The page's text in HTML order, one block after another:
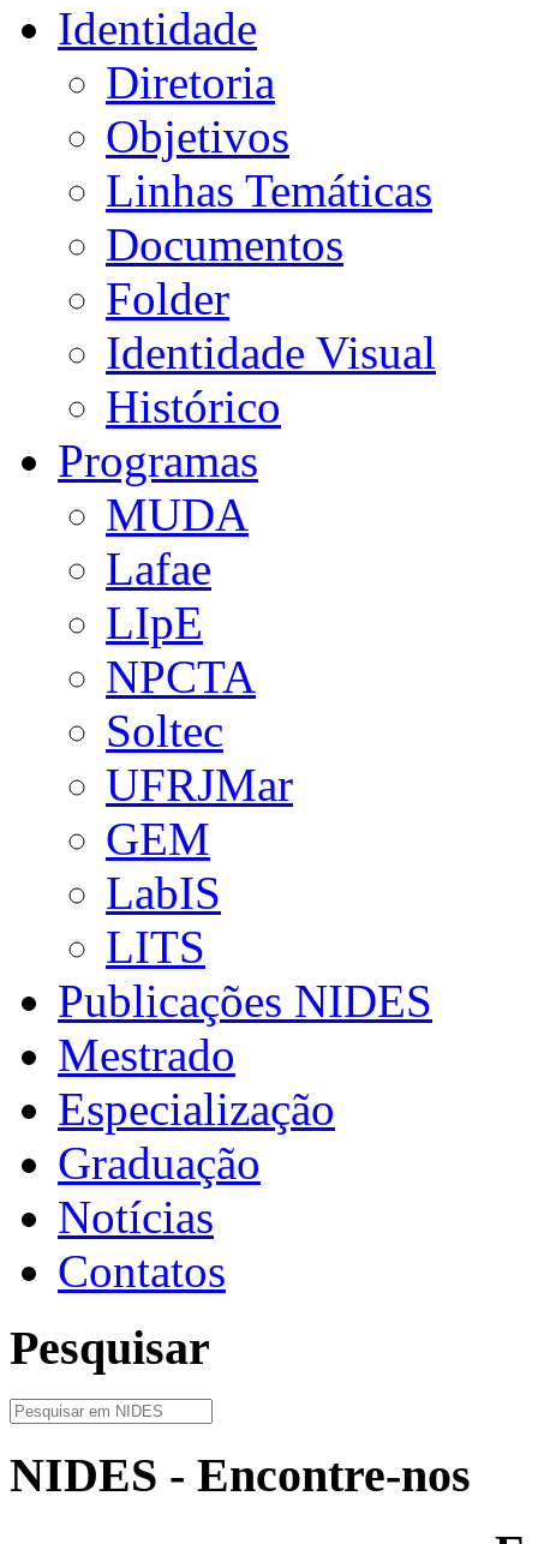
Identidade
Diretoria
Objetivos
Linhas Temáticas
Documentos
Folder
Identidade Visual
Histórico
Programas
MUDA
Lafae
LIpE
NPCTA
Soltec
UFRJMar
GEM
LabIS
LITS
Publicações NIDES
Mestrado
Especialização
Graduação
Notícias
Contatos
Pesquisar
NIDES - Encontre-nos